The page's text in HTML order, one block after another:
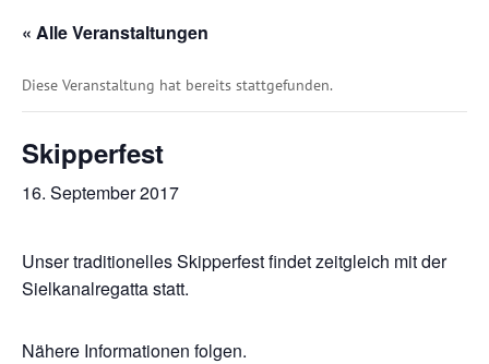
« Alle Veranstaltungen
Diese Veranstaltung hat bereits stattgefunden.
Skipperfest
16. September 2017
Unser traditionelles Skipperfest findet zeitgleich mit der
Sielkanalregatta statt.
Nähere Informationen folgen.